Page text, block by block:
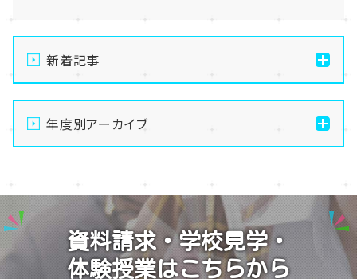
新着記事
【柏】夏休み明けの転校について
【柏】入試説明会、本格始動！体験授業日程のご案内✨
【柏】2026年🔸夏季休校期間(学習センタークローズ)
のお知らせ🔸
【柏】ねこカフェに行ってきました！
年度別アーカイブ
2025
2024
2023
資料請求・学校見学・
体験授業はこちらから